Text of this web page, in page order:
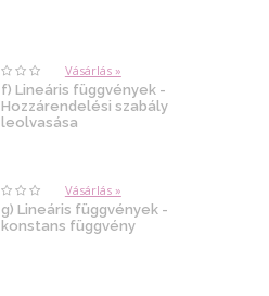
Vásárlás »
f) Lineáris függvények -
Hozzárendelési szabály
leolvasása
Vásárlás »
g) Lineáris függvények -
konstans függvény